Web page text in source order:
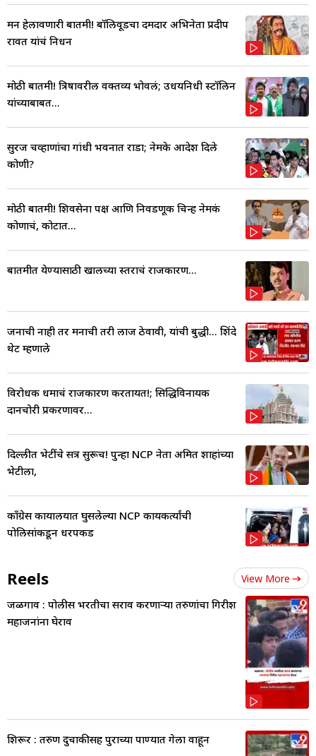
मन हेलावणारी बातमी! बॉलिवूडचा दमदार अभिनेता प्रदीप
रावत यांचं निधन
मोठी बातमी! त्रिषावरील वक्तव्य भोवलं; उधयनिधी स्टॉलिन
यांच्याबाबत...
सुरज चव्हाणांचा गांधी भवनात राडा; नेमके आदेश दिले
कोणी?
मोठी बातमी! शिवसेना पक्ष आणि निवडणूक चिन्ह नेमकं
कोणाचं, कोर्टात...
बातमीत येण्यासाठी खालच्या स्तराचं राजकारण...
जनाची नाही तर मनाची तरी लाज ठेवावी, यांची बुद्धी... शिंदे
थेट म्हणाले
विरोधक धर्माचं राजकारण करतायत!; सिद्धिविनायक
दानचोरी प्रकरणावर...
दिल्लीत भेटींचे सत्र सुरूच! पुन्हा NCP नेता अमित शाहांच्या
भेटीला,
काँग्रेस कार्यालयात घुसलेल्या NCP कार्यकर्त्यांची
पोलिसांकडून धरपकड
Reels View More
जळगाव : पोलीस भरतीचा सराव करणाऱ्या तरुणांचा गिरीश
महाजनांना घेराव
शिरूर : तरुण दुचाकीसह पुराच्या पाण्यात गेला वाहून